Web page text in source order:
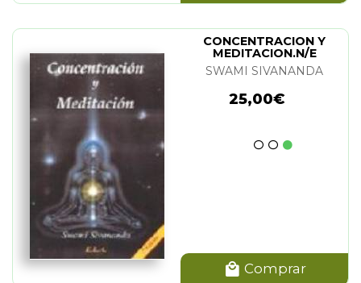
CONCENTRACION Y
MEDITACION.N/E
SWAMI SIVANANDA
25,00€
Comprar